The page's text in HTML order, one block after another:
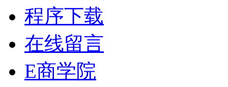
程序下载
在线留言
E商学院